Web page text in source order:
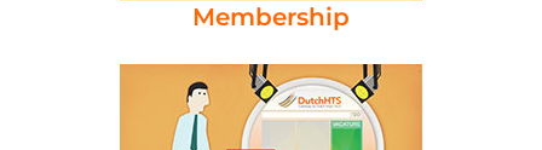
Membership